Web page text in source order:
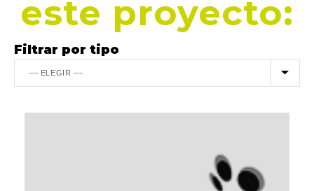
este proyecto:
Filtrar por tipo